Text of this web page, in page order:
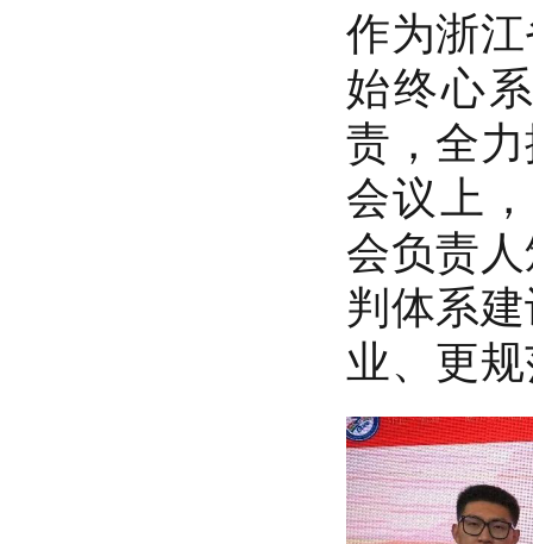
作为浙
始终心
责，全
会议上
会负责
判体系
业、更